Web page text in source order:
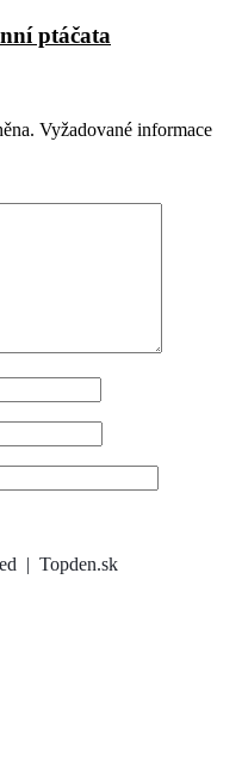
ptáčata
Vyžadované informace
| Topden.sk